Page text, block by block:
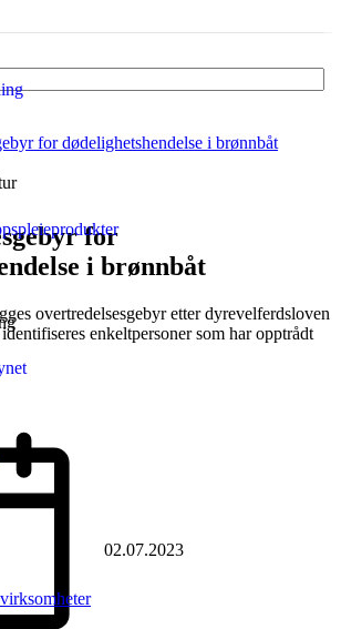
for dødelighetshendelse i brønnbåt
for
i brønnbåt
overtredelsesgebyr etter dyrevelferdsloven
enkeltpersoner som har opptrådt
02.07.2023